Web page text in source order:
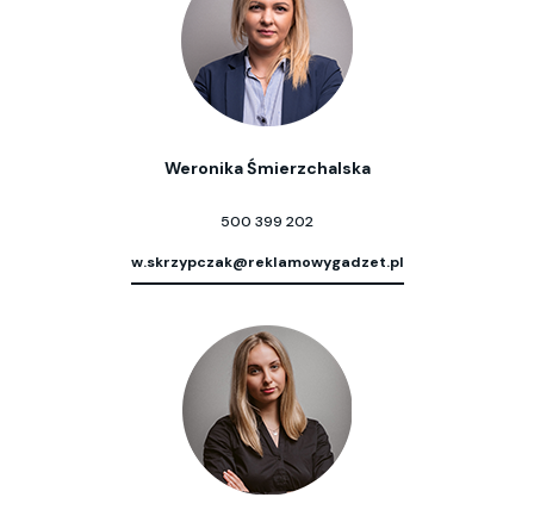
Weronika Śmierzchalska
500 399 202
w.skrzypczak@reklamowygadzet.pl